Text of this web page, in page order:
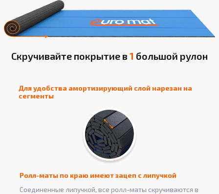
Скручивайте покрытие в 1 большой рулон
Для удобства амортизирующий слой нарезан на
сегменты
Ролл-маты по краю имеют зацеп с липучкой
Соединенные липучкой, все ролл-маты скручиваются в